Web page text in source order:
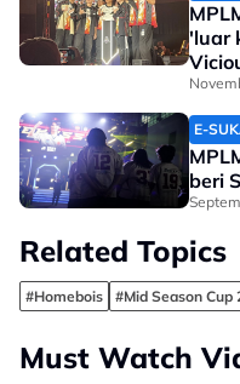
'luar
E-
beri
Related Topics
#Homebois #Mid Season Cup
Must Watch